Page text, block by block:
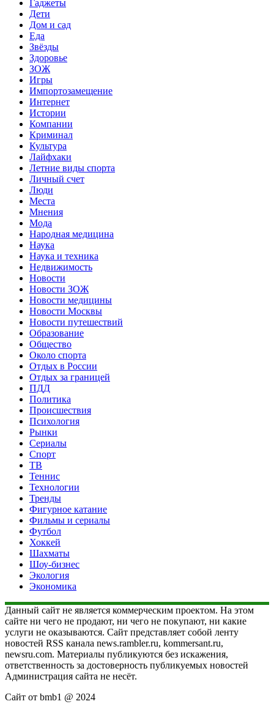
Гаджеты
Дети
Дом и сад
Еда
Звёзды
Здоровье
ЗОЖ
Игры
Импортозамещение
Интернет
Истории
Компании
Криминал
Культура
Лайфхаки
Летние виды спорта
Личный счет
Люди
Места
Мнения
Мода
Народная медицина
Наука
Наука и техника
Недвижимость
Новости
Новости ЗОЖ
Новости медицины
Новости Москвы
Новости путешествий
Образование
Общество
Около спорта
Отдых в России
Отдых за границей
ПДД
Политика
Происшествия
Психология
Рынки
Сериалы
Спорт
ТВ
Теннис
Технологии
Тренды
Фигурное катание
Фильмы и сериалы
Футбол
Хоккей
Шахматы
Шоу-бизнес
Экология
Экономика
Данный сайт не является коммерческим проектом. На этом
сайте ни чего не продают, ни чего не покупают, ни какие
услуги не оказываются. Сайт представляет собой ленту
новостей RSS канала news.rambler.ru, kommersant.ru,
newsru.com. Материалы публикуются без искажения,
ответственность за достоверность публикуемых новостей
Администрация сайта не несёт.
Сайт от bmb1 @ 2024